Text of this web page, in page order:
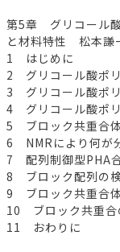
第5章 グリコール
と材料特性 松本謙
1 はじめに
2 グリコール酸ポ
3 グリコール酸ポ
4 グリコール酸ポ
5 ブロック共重合
6 NMRにより何が
7 配列制御型PHA
8 ブロック配列の
9 ブロック共重合
10 ブロック共重合
11 おわりに